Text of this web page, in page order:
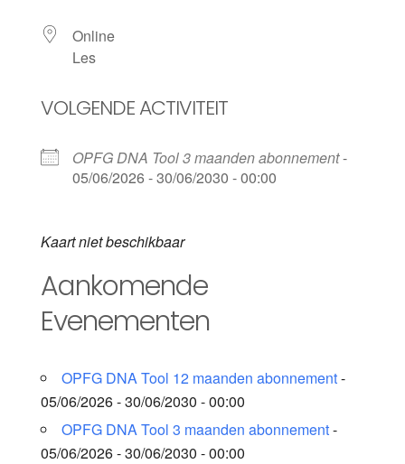
Online
Les
VOLGENDE ACTIVITEIT
OPFG DNA Tool 3 maanden abonnement-
05/06/2026 - 30/06/2030 - 00:00
Kaart niet beschikbaar
Aankomende
Evenementen
OPFG DNA Tool 12 maanden abonnement-
05/06/2026 - 30/06/2030 - 00:00
OPFG DNA Tool 3 maanden abonnement-
05/06/2026 - 30/06/2030 - 00:00